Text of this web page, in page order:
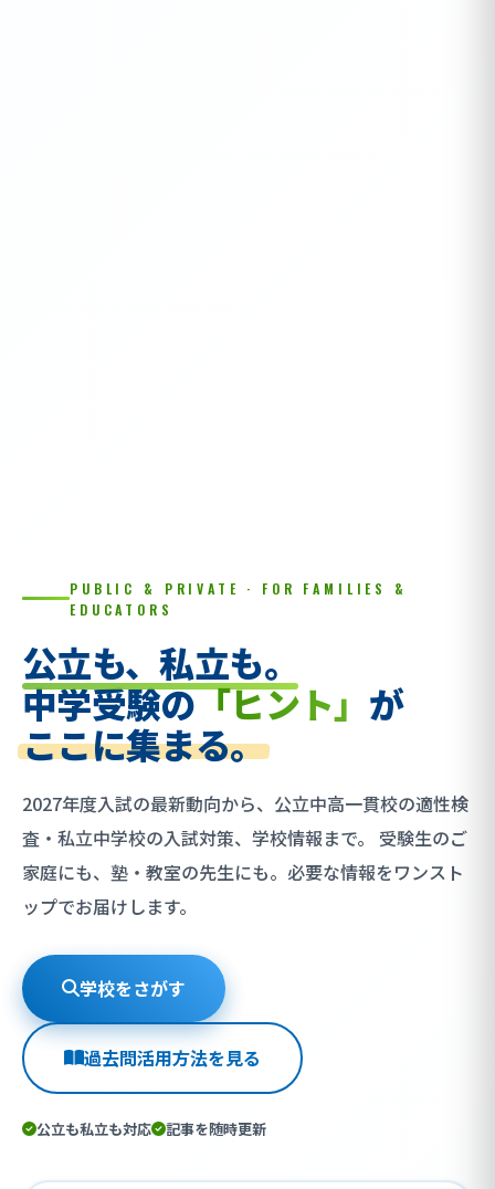
PUBLIC & PRIVATE · FOR FAMILIES &
EDUCATORS
公立も、私立も。
中学受験の「ヒント」 が
ここに集まる。
2027年度入試の最新動向から、公立中高一貫校の適性検
査・私立中学校の入試対策、学校情報まで。
受験生のご
家庭にも、塾・教室の先生にも。必要な情報をワンスト
ップでお届けします。
学校をさがす
過去問活用方法を見る
公立も私立も対応 記事を随時更新